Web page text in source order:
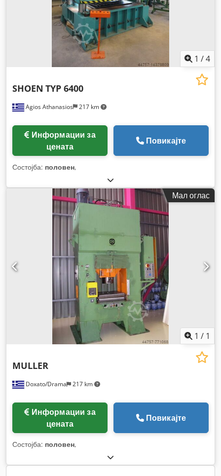
1 /4
Agios Athanasios 217 km
SHOEN TYP 6400
цената
Повикајте
Состојба: половен,
Мал оглас
1 / 1
Doxato/Drama 217 km
MULLER
цената
Повикајте
Состојба: половен,